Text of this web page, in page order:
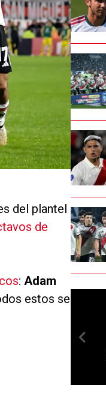
del plantel
de
: Adam
estos se